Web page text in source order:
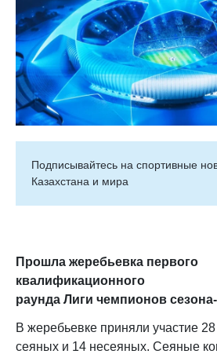
Подписывайтесь на cпортивные
Казахстана и мира
Прошла жеребьевка первого
квалификационного
раунда Лиги чемпионов
В жеребьевке приняли участие
сеяных и 14 несеяных. Сеяные